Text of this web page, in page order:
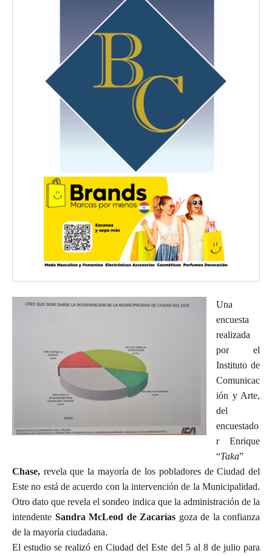
Una
encuesta
realizada
por el
Instituto de
Comunicac
ión y Arte,
del
encuestado
r Enrique
“Taka”
Chase, revela que la mayoría de los pobladores de Ciudad del
Este no está de acuerdo con la intervención de la Municipalidad.
Otro dato que revela el sondeo indica que la administración de la
intendente Sandra McLeod de Zacarías goza de la confianza
de la mayoría ciudadana.
El estudio se realizó en Ciudad del Este del 5 al 8 de julio para